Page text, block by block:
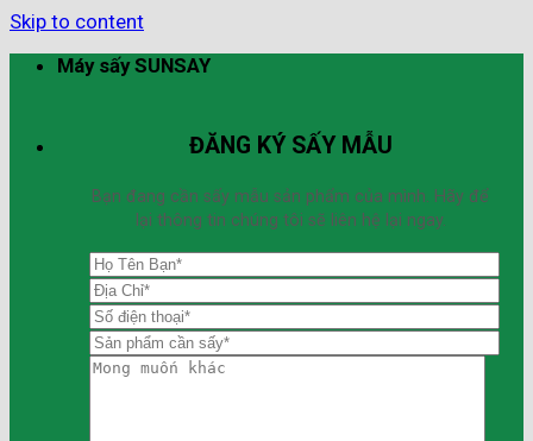
Skip to content
Máy sấy SUNSAY
ĐĂNG KÝ SẤY MẪU
Bạn đang cần sấy mẫu sản phẩm của mình. Hãy để
lại thông tin chúng tôi sẽ liên hệ lại ngay.